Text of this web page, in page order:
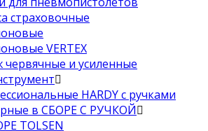
страховочные
VERTEX
и усиленные
HARDY с ручками
в СБОРЕ С РУЧКОЙ
TOLSEN